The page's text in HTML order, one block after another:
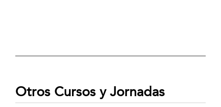
Otros Cursos y Jornadas